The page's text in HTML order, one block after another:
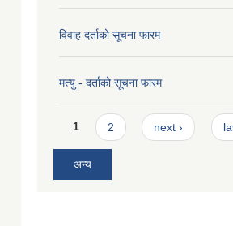
विवाह दर्ताको सूचना फारम
मत्यु - दर्ताको सूचना फारम
Pages
1 2 next ›
अन्य